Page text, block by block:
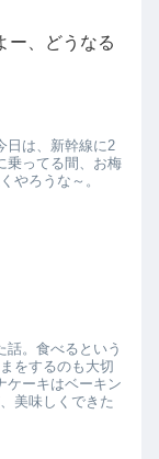
ー、どうなる
日は、新幹線に2
乗ってる間、お梅
やろうな～。
話。食べるという
をするのも大切
ケーキはベーキン
美味しくできた